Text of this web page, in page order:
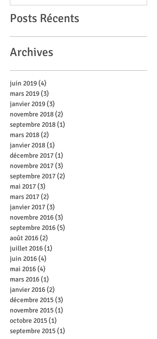
Posts Récents
Archives
juin 2019 (4)
mars 2019 (3)
janvier 2019 (3)
novembre 2018 (2)
septembre 2018 (1)
mars 2018 (2)
janvier 2018 (1)
décembre 2017 (1)
novembre 2017 (3)
septembre 2017 (2)
mai 2017 (3)
mars 2017 (2)
janvier 2017 (3)
novembre 2016 (3)
septembre 2016 (5)
août 2016 (2)
juillet 2016 (1)
juin 2016 (4)
mai 2016 (4)
mars 2016 (1)
janvier 2016 (2)
décembre 2015 (3)
novembre 2015 (1)
octobre 2015 (1)
septembre 2015 (1)